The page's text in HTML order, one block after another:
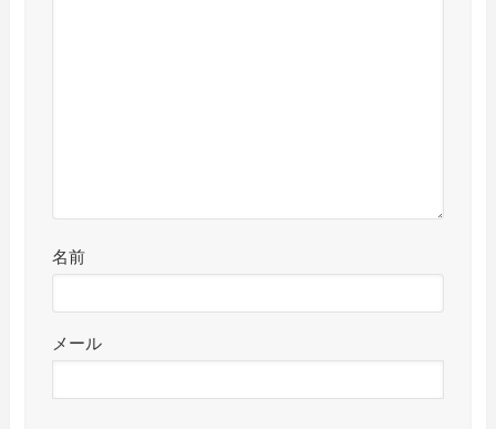
名前
メール